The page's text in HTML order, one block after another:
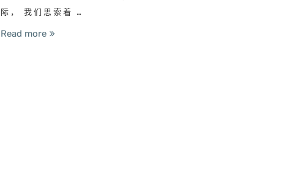
际， 我们思索着 …
Read more